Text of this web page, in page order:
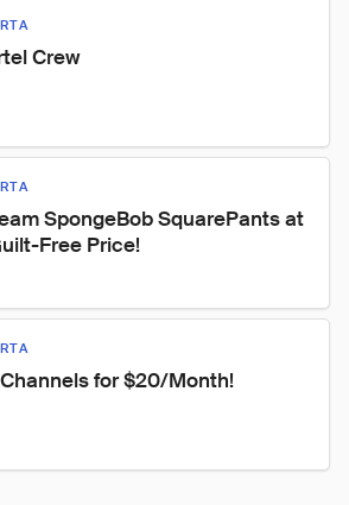
Crew
SpongeBob SquarePants at
Free Price!
for $20/Month!